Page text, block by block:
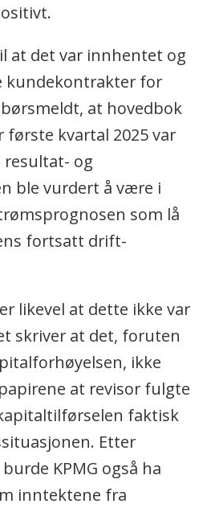
at det var innhentet og
kundekontrakter for
at hovedbok
første kvartal 2025 var
og
ble vurdert å være i
som lå
fortsatt drift-
likevel at dette ikke var
skriver at det, foruten
ikke
at revisor fulgte
faktisk
Etter
KPMG også ha
inntektene fra